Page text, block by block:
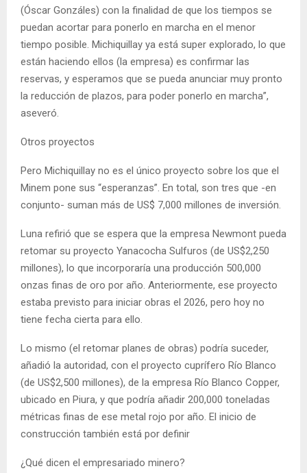
(Óscar Gonzáles) con la finalidad de que los tiempos se
puedan acortar para ponerlo en marcha en el menor
tiempo posible. Michiquillay ya está super explorado, lo que
están haciendo ellos (la empresa) es confirmar las
reservas, y esperamos que se pueda anunciar muy pronto
la reducción de plazos, para poder ponerlo en marcha”,
aseveró.
Otros proyectos
Pero Michiquillay no es el único proyecto sobre los que el
Minem pone sus “esperanzas”. En total, son tres que -en
conjunto- suman más de US$ 7,000 millones de inversión.
Luna refirió que se espera que la empresa Newmont pueda
retomar su proyecto Yanacocha Sulfuros (de US$2,250
millones), lo que incorporaría una producción 500,000
onzas finas de oro por año. Anteriormente, ese proyecto
estaba previsto para iniciar obras el 2026, pero hoy no
tiene fecha cierta para ello.
Lo mismo (el retomar planes de obras) podría suceder,
añadió la autoridad, con el proyecto cuprífero Río Blanco
(de US$2,500 millones), de la empresa Río Blanco Copper,
ubicado en Piura, y que podría añadir 200,000 toneladas
métricas finas de ese metal rojo por año. El inicio de
construcción también está por definir
¿Qué dicen el empresariado minero?